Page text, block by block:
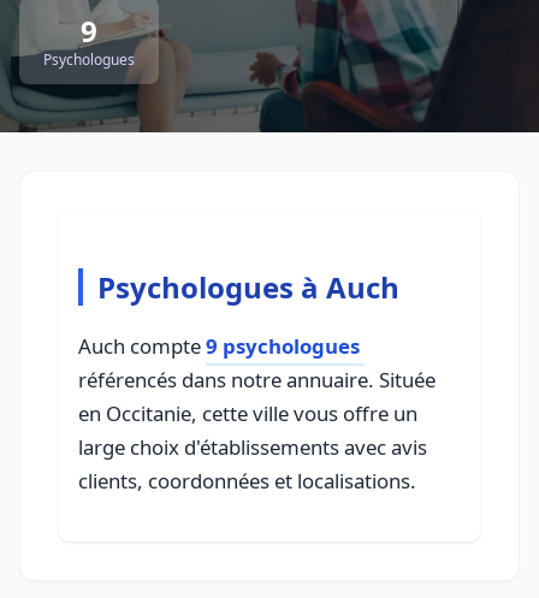
9
Psychologues
Psychologues à Auch
Auch compte9 psychologues
référencés dans notre annuaire. Située
en Occitanie, cette ville vous offre un
large choix d'établissements avec avis
clients, coordonnées et localisations.